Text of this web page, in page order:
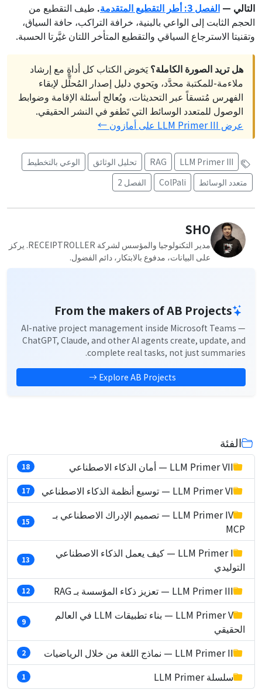
التالي — الفصل 3: أطر التقطيع المتقدمة . طيف التقطيع من
الحجم الثابت إلى الواعي بالبنية، خرافة التراكب، حافة السياق،
وتقنيتا الاسترجاع السياقي والتقطيع المتأخر اللتان غيَّرتا الحسبة.
هل تريد الصورة الكاملة؟يَخوض الكتاب كل أداةٍ مع إرشاد
ملاءمة-للمكتبة محدَّد، ويَحوي دليل إصدار المُحلِّل لإبقاء
الفهرس مُتسقاً عبر التحديثات، ويُعالج أسئلة الإقامة وضوابط
الوصول للمتعدد الوسائط التي تَطفو في النشر الحقيقي.
عرض LLM Primer III على أمازون ←
LLM Primer III
RAG تحليل الوثائق
الوعي بالتخطيط
متعدد الوسائط
ColPali الفصل 2
SHO
مدير التكنولوجيا والمؤسس لشركة RECEIPTROLLER. يركز
على البيانات، مدفوع بالابتكار، دائم الفضول.
From the makers of AB Projects
AI-native project management inside Microsoft Teams —
ChatGPT, Claude, and other AI agents create, update, and
complete real tasks, not just summaries.
Explore AB Projects
الفئة
LLM Primer VII — أمان الذكاء الاصطناعي 18
LLM Primer VI — توسيع أنظمة الذكاء الاصطناعي 17
LLM Primer IV — تصميم الإدراك الاصطناعي بـ
MCP
15
LLM Primer I — كيف يعمل الذكاء الاصطناعي
التوليدي
13
LLM Primer III — تعزيز ذكاء المؤسسة بـ RAG 12
LLM Primer V — بناء تطبيقات LLM في العالم
الحقيقي
9
LLM Primer II — نماذج اللغة من خلال الرياضيات 2
سلسلة LLM Primer 1